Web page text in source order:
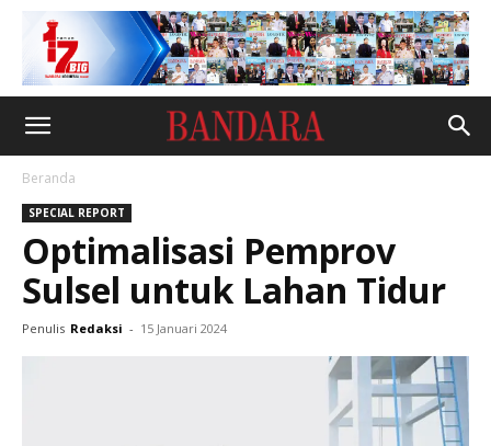
Beranda
SPECIAL REPORT
Optimalisasi Pemprov
Sulsel untuk Lahan Tidur
Penulis Redaksi - 15 Januari 2024